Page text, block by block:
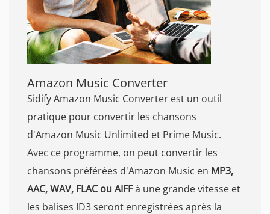
Amazon Music Converter
Sidify Amazon Music Converter est un outil
pratique pour convertir les chansons
d'Amazon Music Unlimited et Prime Music.
Avec ce programme, on peut convertir les
chansons préférées d'Amazon Music en MP3,
AAC, WAV, FLAC ou AIFFà une grande vitesse et
les balises ID3 seront enregistrées après la